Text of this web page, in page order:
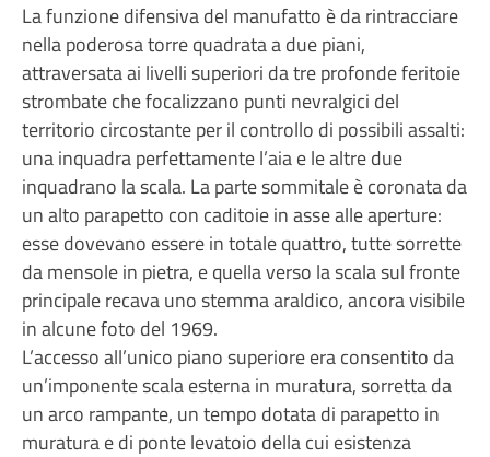
La funzione difensiva del manufatto è da rintracciare
nella poderosa torre quadrata a due piani,
attraversata ai livelli superiori da tre profonde feritoie
strombate che focalizzano punti nevralgici del
territorio circostante per il controllo di possibili assalti:
una inquadra perfettamente l’aia e le altre due
inquadrano la scala. La parte sommitale è coronata da
un alto parapetto con caditoie in asse alle aperture:
esse dovevano essere in totale quattro, tutte sorrette
da mensole in pietra, e quella verso la scala sul fronte
principale recava uno stemma araldico, ancora visibile
in alcune foto del 1969.
L’accesso all’unico piano superiore era consentito da
un’imponente scala esterna in muratura, sorretta da
un arco rampante, un tempo dotata di parapetto in
muratura e di ponte levatoio della cui esistenza